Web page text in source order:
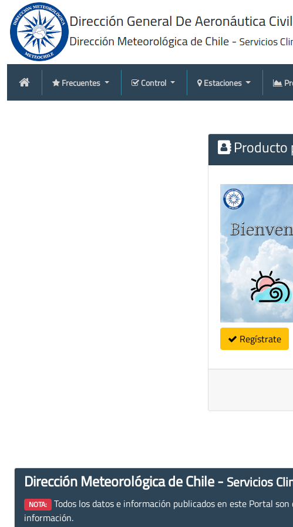
Frecuentes Control Estaciones
Producto
Regístrate
Dirección Meteorológica de Chile - Servicios
NOTA: Todos los datos e información publicados en este Portal
información.